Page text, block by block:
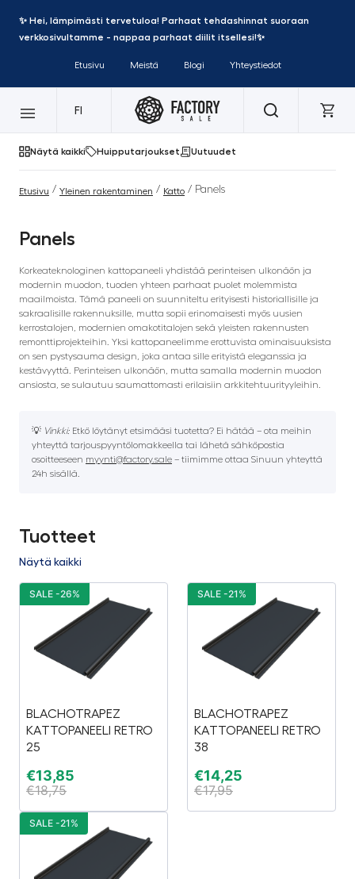
✨ Hei, lämpimästi tervetuloa! Parhaat tehdashinnat suoraan
verkkosivultamme - nappaa parhaat diilit itsellesi!✨
Etusivu Meistä Blogi Yhteystiedot
FI
Näytä kaikki Huipputarjoukset Uutuudet
Etusivu / Yleinen rakentaminen / Katto / Panels
Panels
Korkeateknologinen kattopaneeli yhdistää perinteisen ulkonäön ja
modernin muodon, tuoden yhteen parhaat puolet molemmista
maailmoista. Tämä paneeli on suunniteltu erityisesti historiallisille ja
sakraalisille rakennuksille, mutta sopii erinomaisesti myös uusien
kerrostalojen, modernien omakotitalojen sekä yleisten rakennusten
remonttiprojekteihin. Yksi kattopaneelimme erottuvista ominaisuuksista
on sen pystysauma design, joka antaa sille erityistä eleganssia ja
kestävyyttä. Perinteisen ulkonäön, mutta samalla modernin muodon
ansiosta, se sulautuu saumattomasti erilaisiin arkkitehtuurityyleihin.
💡 Vinkki: Etkö löytänyt etsimääsi tuotetta? Ei hätää – ota meihin
yhteyttä tarjouspyyntölomakkeella tai lähetä sähköpostia
osoitteeseen myynti@factory.sale – tiimimme ottaa Sinuun yhteyttä
24h sisällä.
Tuotteet
Näytä kaikki
BLACHOTRAPEZ
KATTOPANEELI RETRO
25
€13,85
€18,75
SALE -26%
BLACHOTRAPEZ
KATTOPANEELI RETRO
38
€14,25
€17,95
SALE -21%
SALE -21%